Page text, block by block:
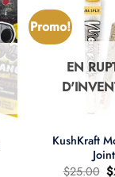
Promo!
EN
KushKraft
Joint
$25.00 $